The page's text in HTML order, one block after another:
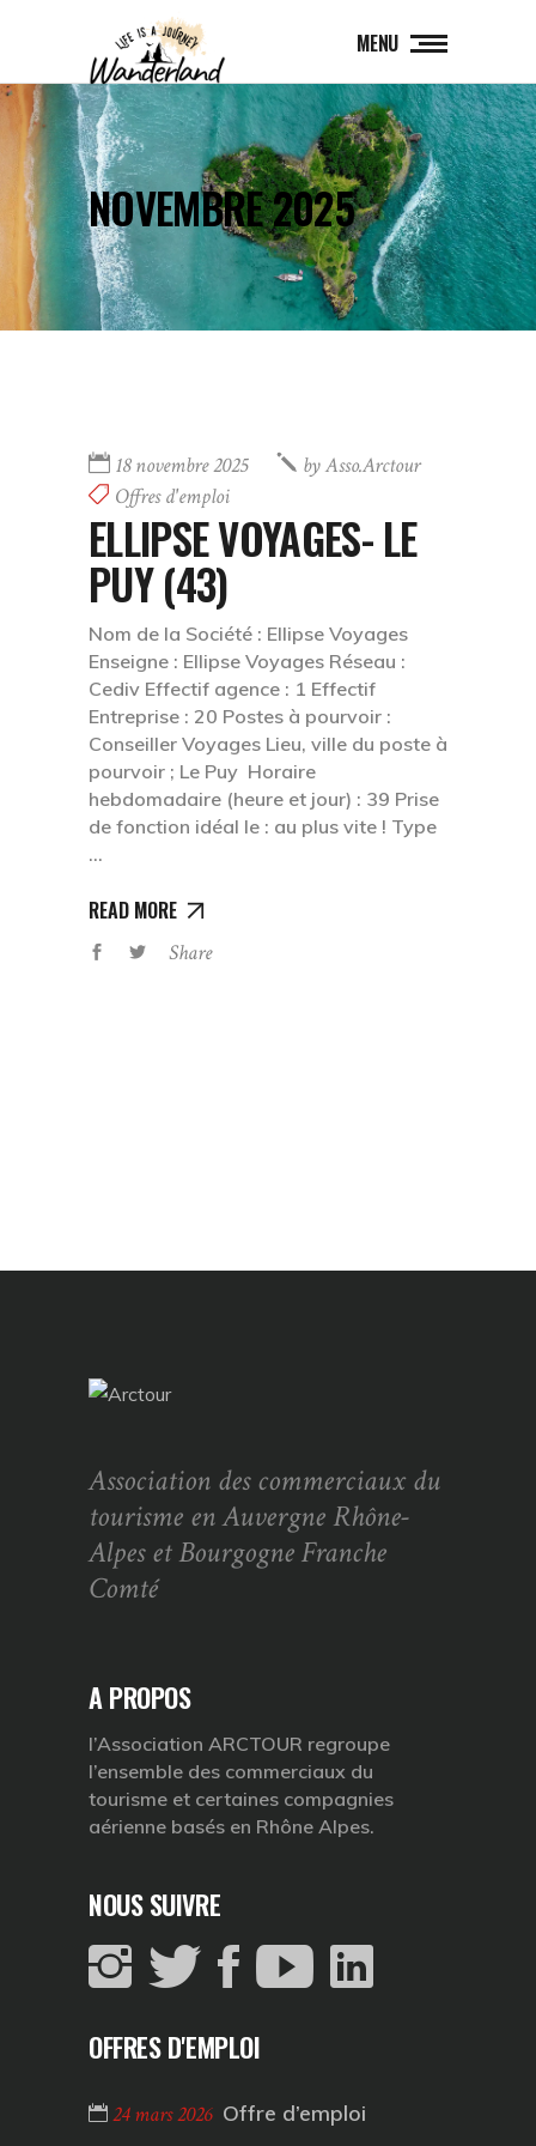
MENU
NOVEMBRE 2025
18 novembre 2025 byAsso.Arctour
Offres d'emploi
ELLIPSE VOYAGES- LE
PUY (43)
Nom de la Société : Ellipse Voyages
Enseigne : Ellipse Voyages Réseau :
Cediv Effectif agence : 1 Effectif
Entreprise : 20 Postes à pourvoir :
Conseiller Voyages Lieu, ville du poste à
pourvoir ; Le Puy Horaire
hebdomadaire (heure et jour) : 39 Prise
de fonction idéal le : au plus vite ! Type
READ MORE
Share
Association des commerciaux du
tourisme en Auvergne Rhône-
Alpes et Bourgogne Franche
Comté
A PROPOS
l’Association ARCTOUR regroupe
l’ensemble des commerciaux du
tourisme et certaines compagnies
aérienne basés en Rhône Alpes.
NOUS SUIVRE
OFFRES D'EMPLOI
24 mars 2026 Offre d’emploi